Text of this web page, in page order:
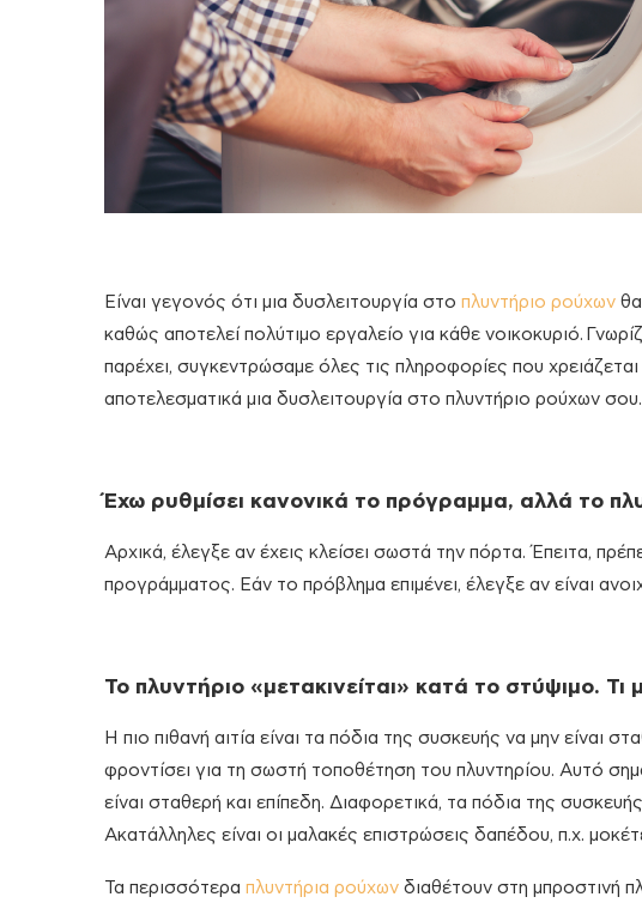
Είναι γεγονός ότι μια δυσλειτουργία στο πλυντήριο ρούχων
καθώς αποτελεί πολύτιμο εργαλείο για κάθε νοικοκυριό.
παρέχει, συγκεντρώσαμε όλες τις πληροφορίες που
αποτελεσματικά μια δυσλειτουργία στο πλυντήριο ρούχων σου.
Έχω ρυθμίσει κανονικά το πρόγραμμα, αλλά το
Αρχικά, έλεγξε αν έχεις κλείσει σωστά την πόρτα. Έπειτα,
προγράμματος. Εάν το πρόβλημα επιμένει, έλεγξε αν είναι
Το πλυντήριο «μετακινείται» κατά το στύψιμο. Τι
Η πιο πιθανή αιτία είναι τα πόδια της συσκευής να μην είναι
φροντίσει για τη σωστή τοποθέτηση του πλυντηρίου. Αυτό
είναι σταθερή και επίπεδη. Διαφορετικά, τα πόδια της
Ακατάλληλες είναι οι μαλακές επιστρώσεις δαπέδου, π.χ.
Τα περισσότερα πλυντήρια ρούχων διαθέτουν στη μπροστινή